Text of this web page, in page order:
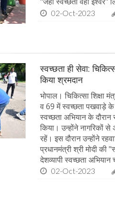
02-Oct-2023
स्वच्छता ही सेवा:
किया श्रमदान
भोपाल। चिकित्सा शिक्षा
व 69 में स्वच्छता पखवाड़े के
स्वच्छता अभियान के
किया। उन्होंने नागरिकों
रहें। इस दौरान उन्होंने
प्रधानमंत्री श्री मोदी
देशव्यापी स्वच्छता अभियान
02-Oct-2023